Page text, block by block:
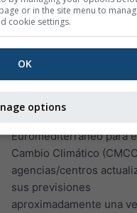
de Predicción Ambiental
(NCEP/NOAA), el
Meteorológico Alemán
el UK-MetOffice (UKMO),
MeteoFrance
Agencia Meteorológica
Euromediterráneo para
Cambio Climático
agencias/centros
sus previsiones
aproximadamente una
or in the site menu to
cookie settings.
OK
options